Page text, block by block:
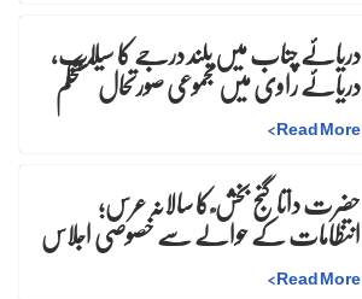
دریائے چناب میں بلند درجے کا سیلاب،
دریائے راوی میں مجموعی صورتحال مستحکم
Read More
>
حضرت داتا گنج بخش ؒ کا سالانہ عرس;
انتظامات کے حوالے سے خصوصی اجلاس
Read More
>